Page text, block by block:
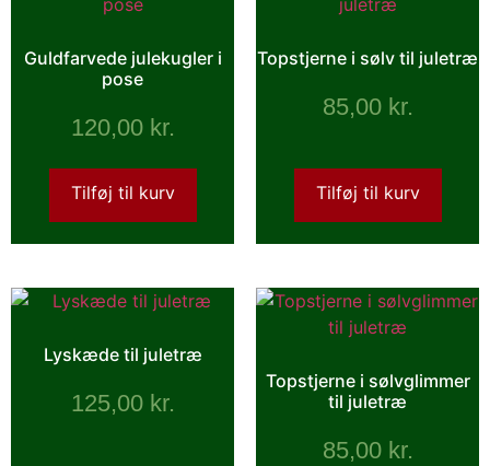
Guldfarvede julekugler i
pose
120,00 kr.
Tilføj til kurv
Topstjerne i sølv til juletræ
85,00 kr.
Tilføj til kurv
Lyskæde til juletræ
125,00 kr.
Topstjerne i sølvglimmer
til juletræ
85,00 kr.